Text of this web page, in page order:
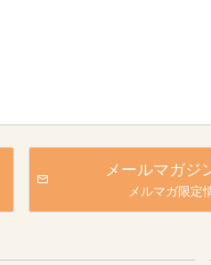
メールマガジ
メルマガ限定